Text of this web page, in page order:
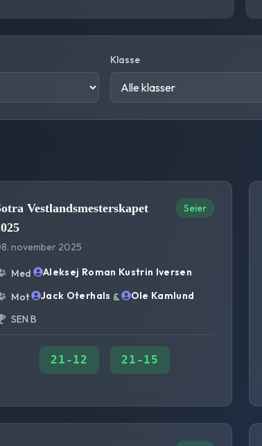
Klasse
Vestlandsmesterskapet
november 2025
Seier
Med
Aleksej Roman Kustrin Iversen
Mot
Jack Oterhals &
Ole Kamlund
SEN B
21 -12 21 -15